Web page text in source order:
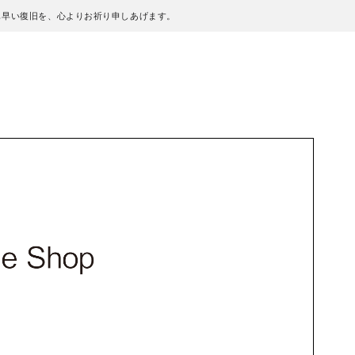
い復旧を、心よりお祈り申しあげます。